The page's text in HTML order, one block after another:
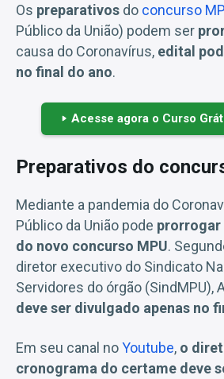
Os preparativos do concurso
Público da União) podem ser
causa do Coronavírus, edital
no final do ano.
Acesse agora o Curso
Preparativos do
Mediante a pandemia do
Público da União pode prorrogar
do novo concurso MPU.
diretor executivo do Sindicato
Servidores do órgão (SindMPU),
deve ser divulgado apenas no
Em seu canal noYoutube, o
cronograma do certame deve